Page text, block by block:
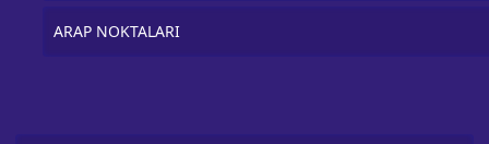
ARAP NOKTALARI